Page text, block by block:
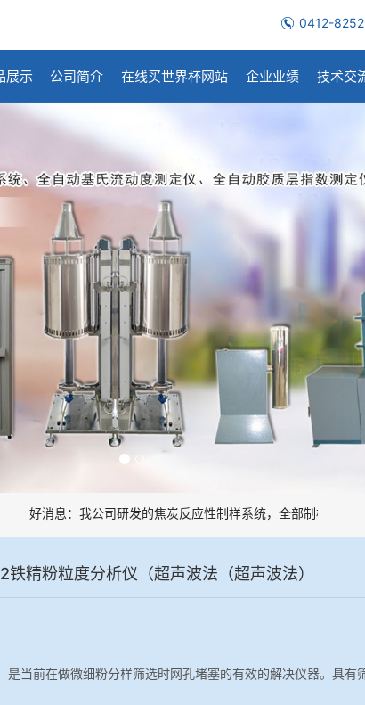
0412-
展示 公司简介 在线买世界杯网站 企业业绩 技术交
好消息：我公司研发的焦炭反应性制样系统，全部制样过程
铁精粉粒度分析仪（超声波法（超声波法）
当前在做微细粉分样筛选时网孔堵塞的有效的解决仪器。具